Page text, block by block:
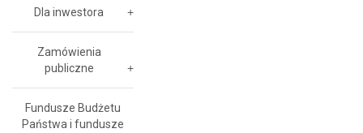
Dla inwestora
Zamówienia
publiczne
Fundusze Budżetu
Państwa i fundusze